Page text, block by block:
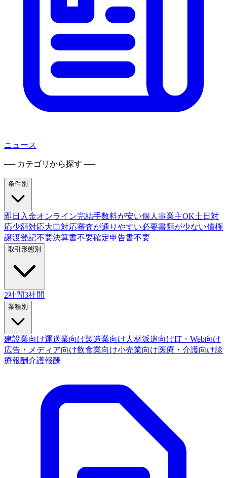
ニュース
── カテゴリから探す ──
条件別
即日入金オンライン完結手数料が安い個人事業主OK土日対
応少額対応大口対応審査が通りやすい必要書類が少ない債権
譲渡登記不要決算書不要確定申告書不要
取引形態別
2社間3社間
業種別
建設業向け運送業向け製造業向け 人材派遣向けIT・Web向け
広告・メディア向け飲食業向け小売業向け医療・介護向け診
療報酬介護報酬